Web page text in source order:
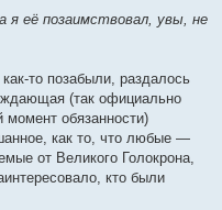
её позаимствовал, увы, не
то позабыли, раздалось
(так официально
обязанности)
как то, что любые —
от Великого Голокрона,
кто были